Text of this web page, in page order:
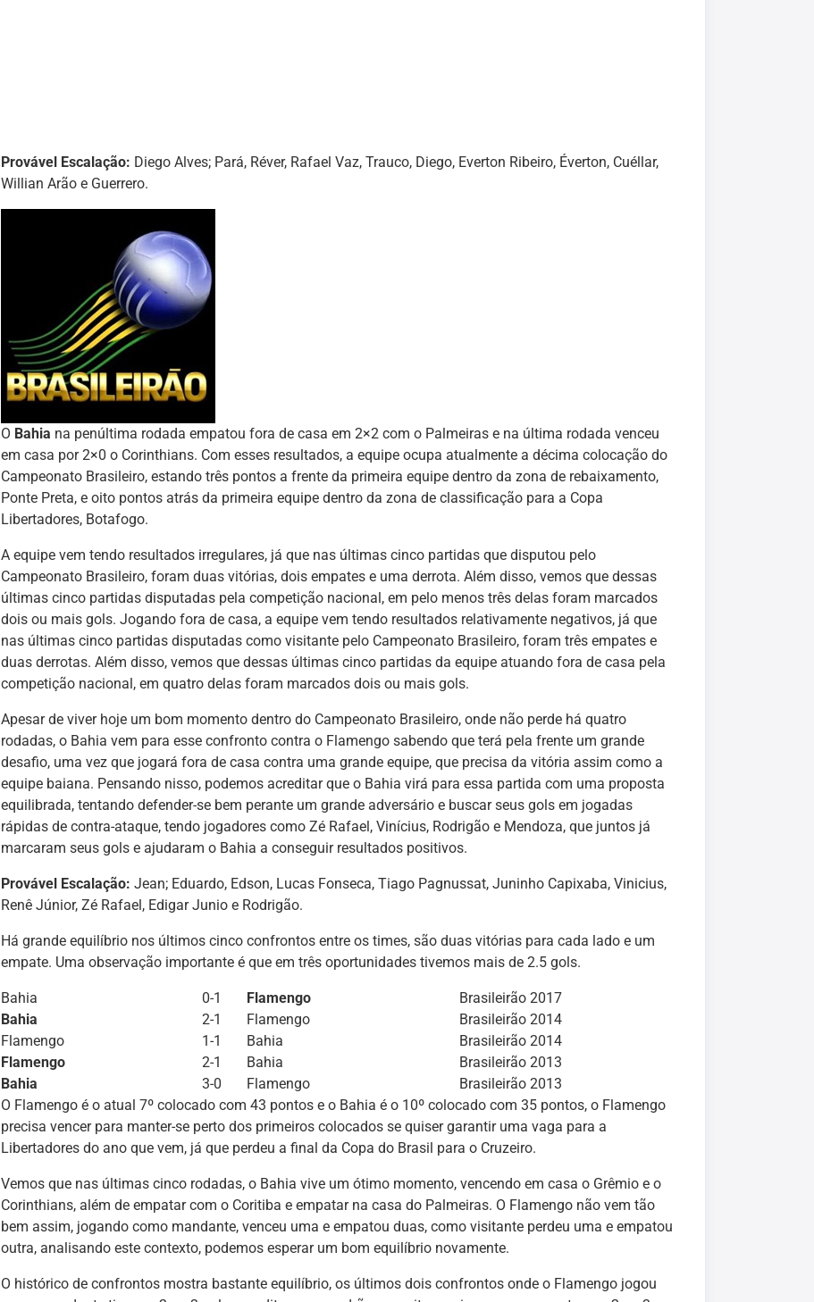
Provável Escalação: Diego Alves; Pará, Réver, Rafael Vaz, Trauco, Diego, Everton Ribeiro, Éverton, Cuéllar,
Willian Arão e Guerrero.
O Bahia na penúltima rodada empatou fora de casa em 2×2 com o Palmeiras e na última rodada venceu
em casa por 2×0 o Corinthians. Com esses resultados, a equipe ocupa atualmente a décima colocação do
Campeonato Brasileiro, estando três pontos a frente da primeira equipe dentro da zona de rebaixamento,
Ponte Preta, e oito pontos atrás da primeira equipe dentro da zona de classificação para a Copa
Libertadores, Botafogo.
A equipe vem tendo resultados irregulares, já que nas últimas cinco partidas que disputou pelo
Campeonato Brasileiro, foram duas vitórias, dois empates e uma derrota. Além disso, vemos que dessas
últimas cinco partidas disputadas pela competição nacional, em pelo menos três delas foram marcados
dois ou mais gols. Jogando fora de casa, a equipe vem tendo resultados relativamente negativos, já que
nas últimas cinco partidas disputadas como visitante pelo Campeonato Brasileiro, foram três empates e
duas derrotas. Além disso, vemos que dessas últimas cinco partidas da equipe atuando fora de casa pela
competição nacional, em quatro delas foram marcados dois ou mais gols.
Apesar de viver hoje um bom momento dentro do Campeonato Brasileiro, onde não perde há quatro
rodadas, o Bahia vem para esse confronto contra o Flamengo sabendo que terá pela frente um grande
desafio, uma vez que jogará fora de casa contra uma grande equipe, que precisa da vitória assim como a
equipe baiana. Pensando nisso, podemos acreditar que o Bahia virá para essa partida com uma proposta
equilibrada, tentando defender-se bem perante um grande adversário e buscar seus gols em jogadas
rápidas de contra-ataque, tendo jogadores como Zé Rafael, Vinícius, Rodrigão e Mendoza, que juntos já
marcaram seus gols e ajudaram o Bahia a conseguir resultados positivos.
Provável Escalação: Jean; Eduardo, Edson, Lucas Fonseca, Tiago Pagnussat, Juninho Capixaba, Vinicius,
Renê Júnior, Zé Rafael, Edigar Junio e Rodrigão.
Há grande equilíbrio nos últimos cinco confrontos entre os times, são duas vitórias para cada lado e um
empate. Uma observação importante é que em três oportunidades tivemos mais de 2.5 gols.
Bahia 0-1 Flamengo
Brasileirão 2017
Bahia
2-1 Flamengo
Brasileirão 2014
Flamengo
1-1 Bahia
Brasileirão 2014
Flamengo
2-1 Bahia
Brasileirão 2013
Bahia
3-0 Flamengo
Brasileirão 2013
O Flamengo é o atual 7º colocado com 43 pontos e o Bahia é o 10º colocado com 35 pontos, o Flamengo
precisa vencer para manter-se perto dos primeiros colocados se quiser garantir uma vaga para a
Libertadores do ano que vem, já que perdeu a final da Copa do Brasil para o Cruzeiro.
Vemos que nas últimas cinco rodadas, o Bahia vive um ótimo momento, vencendo em casa o Grêmio e o
Corinthians, além de empatar com o Coritiba e empatar na casa do Palmeiras. O Flamengo não vem tão
bem assim, jogando como mandante, venceu uma e empatou duas, como visitante perdeu uma e empatou
outra, analisando este contexto, podemos esperar um bom equilíbrio novamente.
O histórico de confrontos mostra bastante equilíbrio, os últimos dois confrontos onde o Flamengo jogou